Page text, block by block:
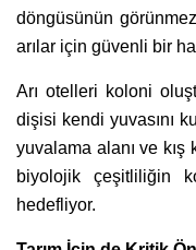
döngüsünün
arılar için güvenli bir
Arı otelleri koloni
dişisi kendi yuvasını
yuvalama alanı ve kış
biyolojik çeşitliliğin
hedefliyor.